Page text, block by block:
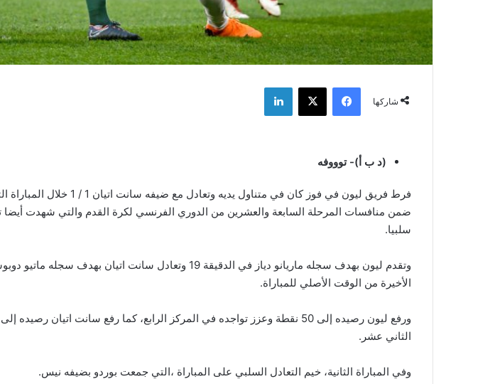
شاركها
فيسبوك ‫X لينكدإن
(د ب أ)- توووفه
فرط فريق ليون في فوز كان في متناول يديه
ضمن منافسات المرحلة السابعة والعشرين من الدوري الفرنسي لكرة القدم والتي شهدت أيضا
سلبيا.
وتقدم ليون بهدف سجله ماريانو دياز في الدقيقة 19 وتعادل سانت اتيان بهدف
الأخيرة من الوقت الأصلي للمباراة.
الثاني عشر.
وفي المباراة الثانية، خيم التعادل السلبي على المباراة ،التي جمعت بوردو بضيفه نيس.